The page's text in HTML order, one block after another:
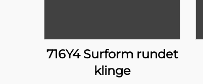
716Y4 Surform rundet
klinge